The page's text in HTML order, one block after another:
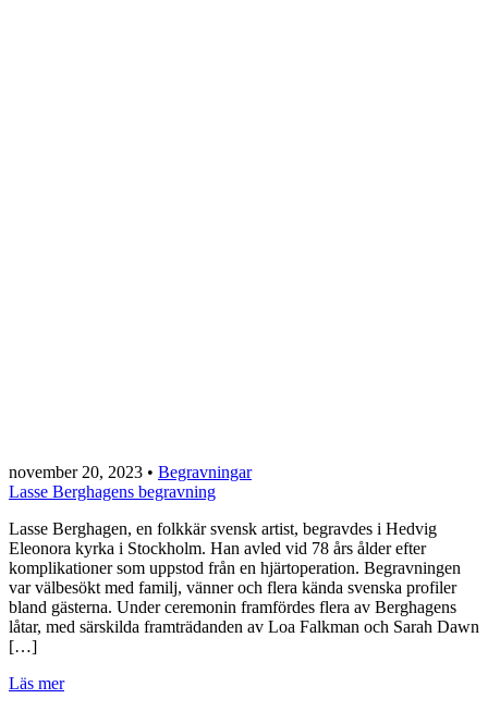
november 20, 2023 • Begravningar
Lasse Berghagens begravning
Lasse Berghagen, en folkkär svensk artist, begravdes i Hedvig
Eleonora kyrka i Stockholm. Han avled vid 78 års ålder efter
komplikationer som uppstod från en hjärtoperation. Begravningen
var välbesökt med familj, vänner och flera kända svenska profiler
bland gästerna. Under ceremonin framfördes flera av Berghagens
låtar, med särskilda framträdanden av Loa Falkman och Sarah Dawn
[…]
Läs mer